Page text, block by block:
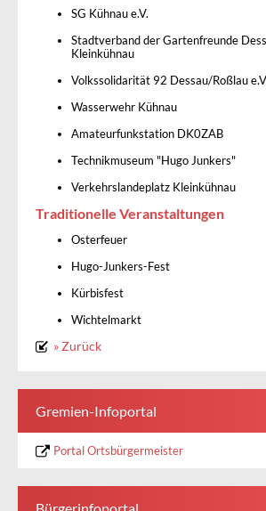
SG Kühnau e.V.
Stadtverband der Gartenfreunde
Kleinkühnau
Volkssolidarität 92 Dessau/Roßlau
Wasserwehr Kühnau
Amateurfunkstation DK0ZAB
Technikmuseum "Hugo Junkers"
Verkehrslandeplatz Kleinkühnau
Traditionelle Veranstaltungen
Osterfeuer
Hugo-Junkers-Fest
Kürbisfest
Wichtelmarkt
» Zurück
Gremien-Infoportal
Portal Ortsbürgermeister